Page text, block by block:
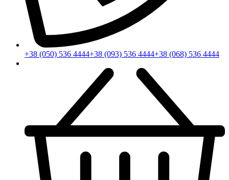
+38 (050) 536 4444+38 (093) 536 4444+38 (068) 536 4444